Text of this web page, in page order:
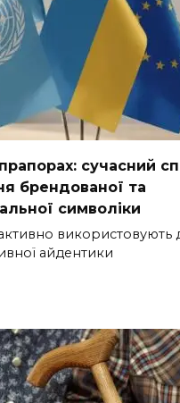
сучасний
брендованої та
символіки
використовують
айдентики